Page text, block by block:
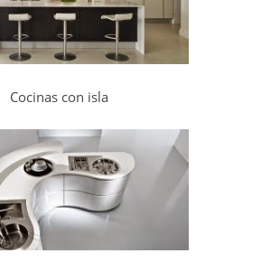
Cocinas con isla